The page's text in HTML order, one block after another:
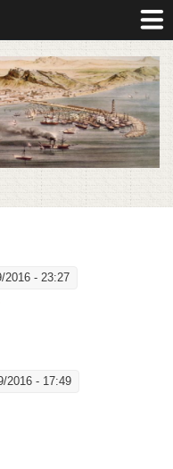
2016 - 23:27
2016 - 17:49